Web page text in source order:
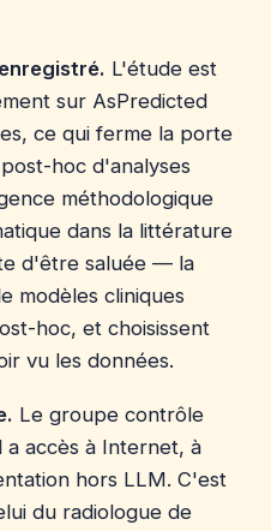
L'étude est
sur AsPredicted
ce qui ferme la porte
hoc d'analyses
méthodologique
dans la littérature
d'être saluée — la
modèles cliniques
hoc, et choisissent
vu les données.
Le groupe contrôle
accès à Internet, à
hors LLM. C'est
du radiologue de